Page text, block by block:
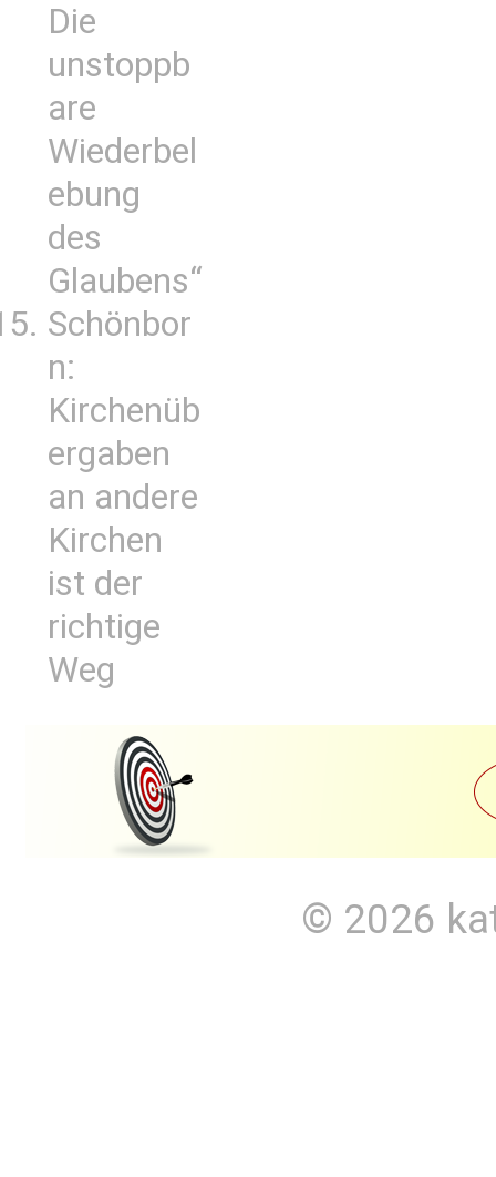
Die
unstoppb
are
Wiederbel
ebung
des
Glaubens“
Schönbor
n:
Kirchenüb
ergaben
an andere
Kirchen
ist der
richtige
Weg
© 2026